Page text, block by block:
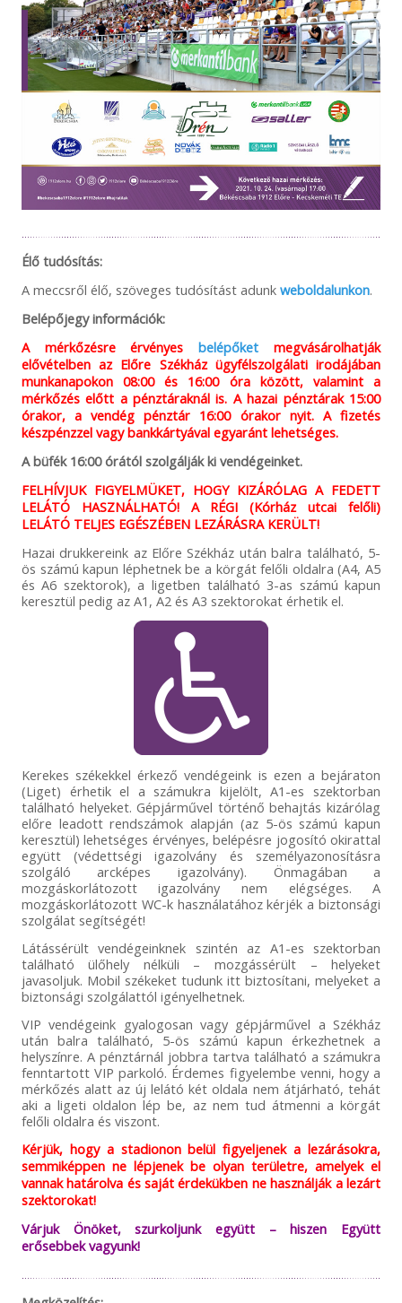
Élő tudósítás:
A meccsről élő, szöveges tudósítást adunk weboldalunkon.
Belépőjegy információk:
A mérkőzésre érvényesbelépőket megvásárolhatják
elővételben az Előre Székház ügyfélszolgálati irodájában
munkanapokon 08:00 és 16:00 óra között, valamint a
mérkőzés előtt a pénztáraknál is. A hazai pénztárak 15:00
órakor, a vendég pénztár 16:00 órakor nyit. A fizetés
készpénzzel vagy bankkártyával egyaránt lehetséges.
A büfék 16:00 órától szolgálják ki vendégeinket.
FELHÍVJUK FIGYELMÜKET, HOGY KIZÁRÓLAG A FEDETT
LELÁTÓ HASZNÁLHATÓ! A RÉGI (Kórház utcai felőli)
LELÁTÓ TELJES EGÉSZÉBEN LEZÁRÁSRA KERÜLT!
Hazai drukkereink az Előre Székház után balra található, 5-
ös számú kapun léphetnek be a körgát felőli oldalra (A4, A5
és A6 szektorok), a ligetben található 3-as számú kapun
keresztül pedig az A1, A2 és A3 szektorokat érhetik el.
Kerekes székekkel érkező vendégeink is ezen a bejáraton
(Liget) érhetik el a számukra kijelölt, A1-es szektorban
található helyeket. Gépjárművel történő behajtás kizárólag
előre leadott rendszámok alapján (az 5-ös számú kapun
keresztül) lehetséges érvényes, belépésre jogosító okirattal
együtt (védettségi igazolvány és személyazonosításra
szolgáló arcképes igazolvány). Önmagában a
mozgáskorlátozott igazolvány nem elégséges. A
mozgáskorlátozott WC-k használatához kérjék a biztonsági
szolgálat segítségét!
Látássérült vendégeinknek szintén az A1-es szektorban
található ülőhely nélküli – mozgássérült – helyeket
javasoljuk. Mobil székeket tudunk itt biztosítani, melyeket a
biztonsági szolgálattól igényelhetnek.
VIP vendégeink gyalogosan vagy gépjárművel a Székház
után balra található, 5-ös számú kapun érkezhetnek a
helyszínre. A pénztárnál jobbra tartva található a számukra
fenntartott VIP parkoló. Érdemes figyelembe venni, hogy a
mérkőzés alatt az új lelátó két oldala nem átjárható, tehát
aki a ligeti oldalon lép be, az nem tud átmenni a körgát
felőli oldalra és viszont.
Kérjük, hogy a stadionon belül figyeljenek a lezárásokra,
semmiképpen ne lépjenek be olyan területre, amelyek el
vannak határolva és saját érdekükben ne használják a lezárt
szektorokat!
Várjuk Önöket, szurkoljunk együtt – hiszen Együtt
erősebbek vagyunk!